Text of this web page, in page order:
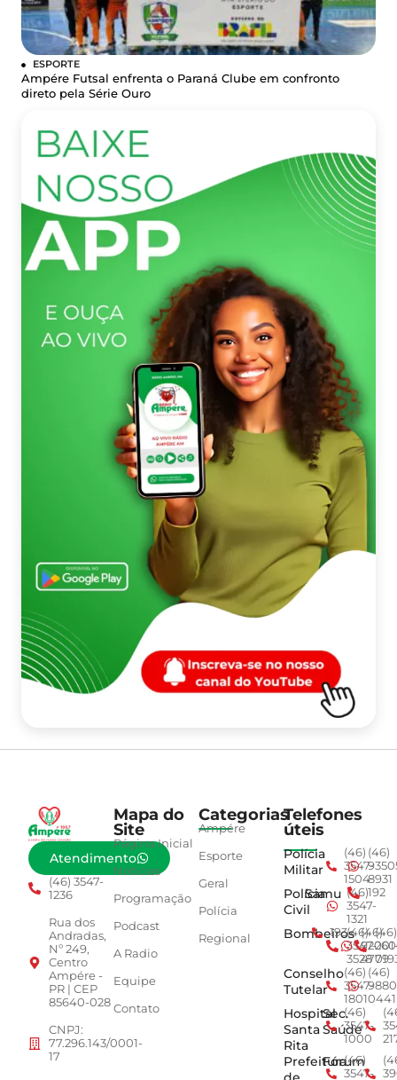
ESPORTE
Ampére Futsal enfrenta o Paraná Clube em confronto
direto pela Série Ouro
Atendimento
(46) 3547-
1236
Rua dos
Andradas,
Nº 249,
Centro
Ampére -
PR | CEP
85640-028
CNPJ:
77.296.143/0001-
17
Mapa do
Site
Página Inicial
Notícias
Programação
Podcast
A Radio
Equipe
Contato
Categorias
Ampére
Esporte
Geral
Polícia
Regional
Telefones
úteis
Polícia
Militar
(46)
3547-
1504
(46)
8931
Polícia
Civil
Samu (46)
3547-
1321
192
Bombeiros
193(46)
3547-
3528
(46)
4779
(46)
Conselho
Tutelar
(46)
3547-
1801
(46)
0441
Hospital
Santa
Rita
Sec.
Saúde
(46)
3547-
1000
Prefeitura
Fórum
(46)
3547-